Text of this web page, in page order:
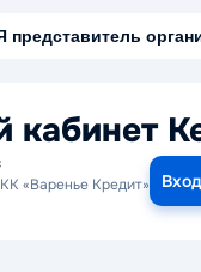
представитель
кабинет
«Варенье Кредит»